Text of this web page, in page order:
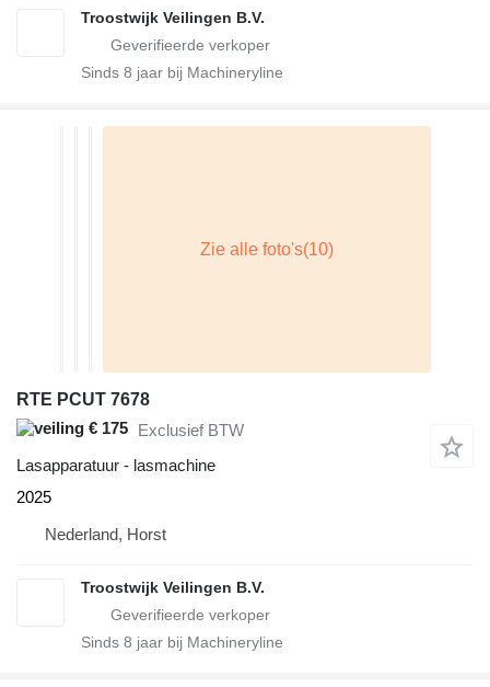
Troostwijk Veilingen B.V.
Sinds 8 jaar bij Machineryline
RTE PCUT 7678
€ 175 Exclusief BTW
Lasapparatuur - lasmachine
2025
Nederland, Horst
Troostwijk Veilingen B.V.
Sinds 8 jaar bij Machineryline